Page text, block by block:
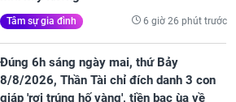
Đúng 6h sáng ngày mai, thứ Bảy
8/8/2026, Thần Tài chỉ đích danh 3 con